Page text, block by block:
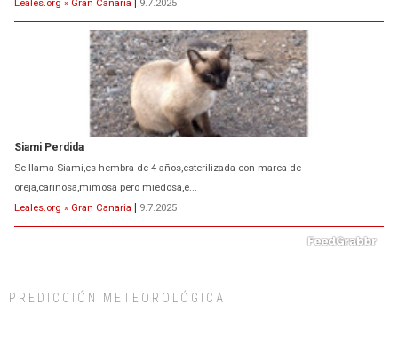
Leales.org » Gran Canaria | 9.7.2025
Siami Perdida
Se llama Siami,es hembra de 4 años,esterilizada con marca de
oreja,cariñosa,mimosa pero miedosa,e...
Leales.org » Gran Canaria | 9.7.2025
PREDICCIÓN METEOROLÓGICA